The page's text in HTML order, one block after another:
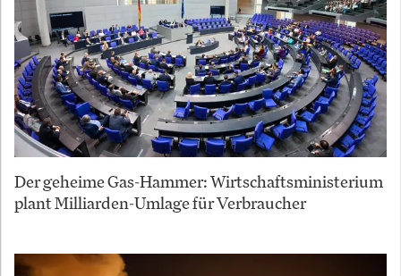
Der geheime Gas-Hammer: Wirtschaftsministerium
plant Milliarden-Umlage für Verbraucher